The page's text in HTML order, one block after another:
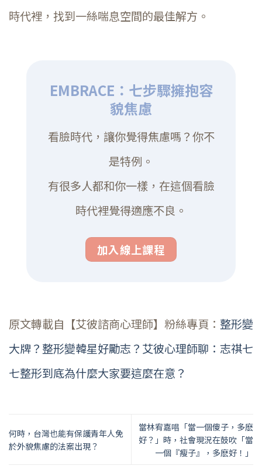
時代裡，找到一絲喘息空間的最佳解方。
EMBRACE：七步驟擁抱容
貌焦慮
看臉時代，讓你覺得焦慮嗎？你不
是特例。
有很多人都和你一樣，在這個看臉
時代裡覺得適應不良。
加入線上課程
原文轉載自【艾彼諮商心理師】粉絲專頁： 整形變
大牌？整形變韓星好勵志？艾彼心理師聊：志祺七
七整形到底為什麼大家要這麼在意？
何時，台灣也能有保護青年人免
於外貌焦慮的法案出現？
當林宥嘉唱「當一個傻子，多麽
好？」時，社會現況在鼓吹「當
一個『瘦子』，多麽好！」